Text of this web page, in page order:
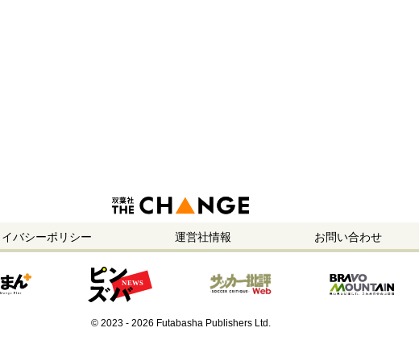
バシーポリシー 運営社情報 お問い合わせ
© 2023 - 2026 Futabasha Publishers Ltd.